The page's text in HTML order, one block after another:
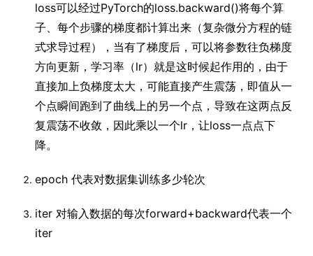
loss可以经过PyTorch的loss.backward()将每个算
子、每个步骤的梯度都计算出来（复杂微分方程的链
式求导过程），当有了梯度后，可以将参数往负梯度
方向更新，学习率（lr）就是这时候起作用的，由于
直接加上负梯度太大，可能直接产生震荡，即值从一
个点瞬间跑到了曲线上的另一个点，导致在这两点反
复震荡不收敛，因此乘以一个lr，让loss一点点下
降。
epoch 代表对数据集训练多少轮次
iter 对输入数据的每次forward+backward代表一个
iter